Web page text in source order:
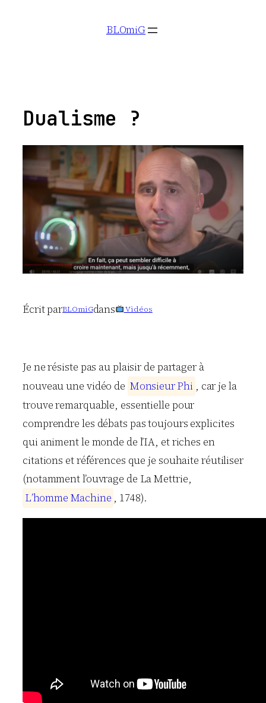
BLOmiG
Dualisme ?
Écrit parBLOmiGdans Vidéos
Je ne résiste pas au plaisir de partager à
nouveau une vidéo de MonsieurPhi , car je la
trouve remarquable, essentielle pour
comprendre les débats pas toujours explicites
qui animent le monde de l’IA, et riches en
citations et références que je souhaite réutiliser
(notamment l’ouvrage de La Mettrie,
L’homme Machine , 1748).